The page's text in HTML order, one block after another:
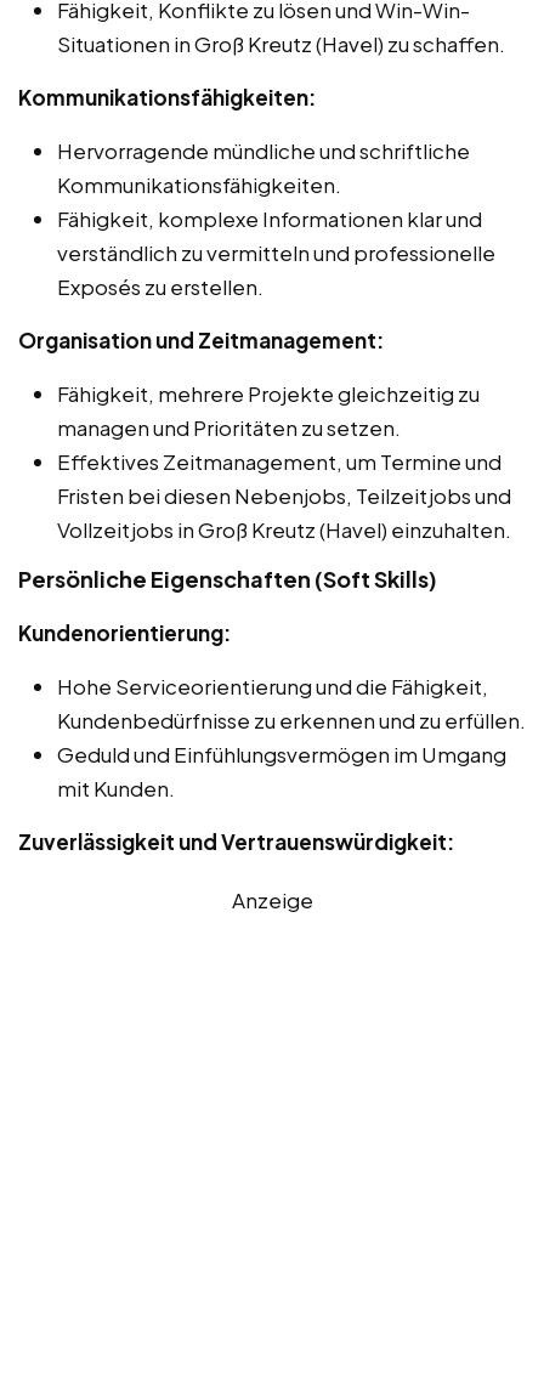
Fähigkeit, Konflikte zu lösen und Win-Win-
Situationen in Groß Kreutz (Havel) zu schaffen.
Kommunikationsfähigkeiten:
Hervorragende mündliche und schriftliche
Kommunikationsfähigkeiten.
Fähigkeit, komplexe Informationen klar und
verständlich zu vermitteln und professionelle
Exposés zu erstellen.
Organisation und Zeitmanagement:
Fähigkeit, mehrere Projekte gleichzeitig zu
managen und Prioritäten zu setzen.
Effektives Zeitmanagement, um Termine und
Fristen bei diesen Nebenjobs, Teilzeitjobs und
Vollzeitjobs in Groß Kreutz (Havel) einzuhalten.
Persönliche Eigenschaften (Soft Skills)
Kundenorientierung:
Hohe Serviceorientierung und die Fähigkeit,
Kundenbedürfnisse zu erkennen und zu erfüllen.
Geduld und Einfühlungsvermögen im Umgang
mit Kunden.
Zuverlässigkeit und Vertrauenswürdigkeit:
Anzeige